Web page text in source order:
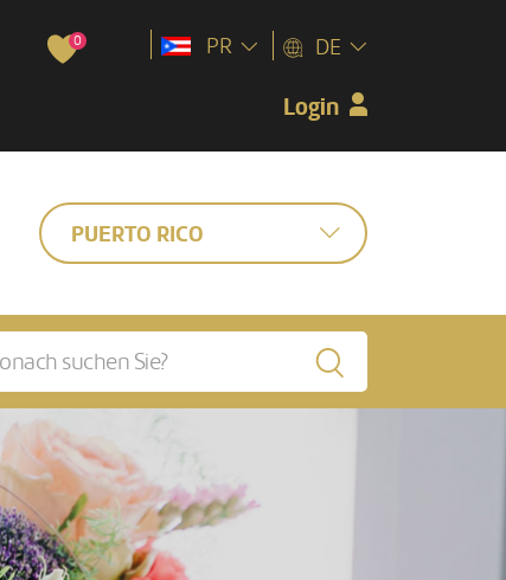
0
Login
PR DE
PUERTO RICO